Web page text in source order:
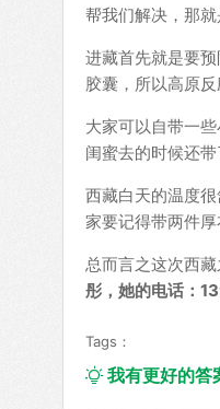
帮我们解决，那就
进藏首先就是要
胶囊，所以高原
大家可以自带一
闺蜜去的时候还
西藏白天的温度
家要记得带两件
总而言之这次西
彤，她的电话：
Tags：
我有更好的答